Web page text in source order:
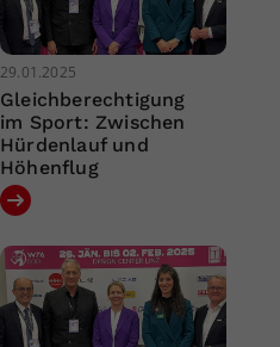
29.01.2025
Gleichberechtigung
im Sport: Zwischen
Hürdenlauf und
Höhenflug